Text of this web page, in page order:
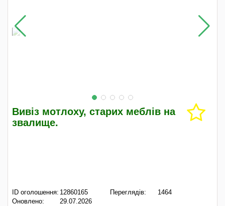
Вивіз мотлоху, старих меблів на
звалище.
ID оголошення: 12860165
Оновлено:
29.07.2026
Переглядів: 1464